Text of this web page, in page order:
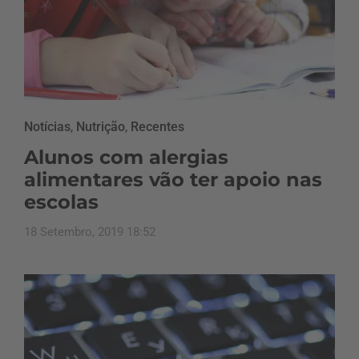
Notícias, Nutrição, Recentes
Alunos com alergias
alimentares vão ter apoio nas
escolas
18 Setembro, 2019 18:52